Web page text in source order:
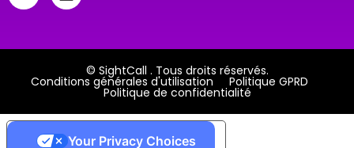
© SightCall . Tous droits réservés.
Conditions générales d'utilisation Politique GPRD
Politique de confidentialité
Your Privacy Choices